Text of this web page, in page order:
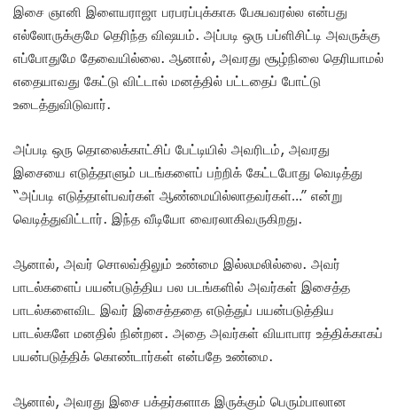
இசை ஞானி இளையராஜா பரபரப்புக்காக பேசுபவரல்ல என்பது
எல்லோருக்குமே தெரிந்த விஷயம். அப்படி ஒரு பப்ளிசிட்டி அவருக்கு
எப்போதுமே தேவையில்லை. ஆனால், அவரது சூழ்நிலை தெரியாமல்
எதையாவது கேட்டு விட்டால் மனத்தில் பட்டதைப் போட்டு
உடைத்துவிடுவார்.
அப்படி ஒரு தொலைக்காட்சிப் பேட்டியில் அவரிடம், அவரது
இசையை எடுத்தாளும் படங்களைப் பற்றிக் கேட்டபோது வெடித்து
“அப்படி எடுத்தாள்பவர்கள் ஆண்மையில்லாதவர்கள்…” என்று
வெடித்துவிட்டார். இந்த வீடியோ வைரலாகிவருகிறது.
ஆனால், அவர் சொலவ்திலும் உண்மை இல்லமலில்லை. அவர்
பாடல்களைப் பயன்படுத்திய பல படங்களில் அவர்கள் இசைத்த
பாடல்களைவிட இவர் இசைத்ததை எடுத்துப் பயன்படுத்திய
பாடல்களே மனதில் நின்றன. அதை அவர்கள் வியாபார உத்திக்காகப்
பயன்படுத்திக் கொண்டார்கள் என்பதே உண்மை.
ஆனால், அவரது இசை பக்தர்களாக இருக்கும் பெரும்பாலான